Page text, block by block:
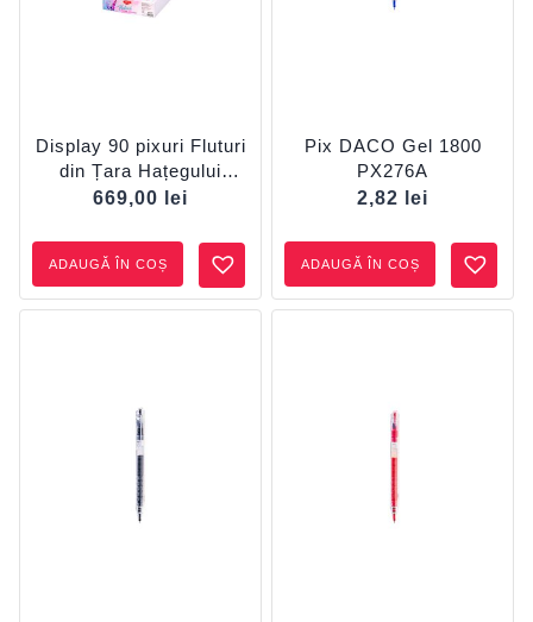
Display 90 pixuri Fluturi
din Țara Hațegului
DS278 DACO
669,00 lei
ADAUGĂ ÎN COȘ
Pix DACO Gel 1800
PX276A
2,82
lei
ADAUGĂ ÎN COȘ